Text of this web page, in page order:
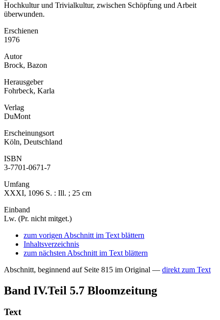
Hochkultur und Trivialkultur, zwischen Schöpfung und Arbeit
überwunden.
Erschienen
1976
Autor
Brock, Bazon
Herausgeber
Fohrbeck, Karla
Verlag
DuMont
Erscheinungsort
Köln, Deutschland
ISBN
3-7701-0671-7
Umfang
XXXI, 1096 S. : Ill. ; 25 cm
Einband
Lw. (Pr. nicht mitget.)
zum vorigen Abschnitt im Text blättern
Inhaltsverzeichnis
zum nächsten Abschnitt im Text blättern
Abschnitt, beginnend auf Seite 815 im Original — direkt zum Text
Band IV.Teil 5.7 Bloomzeitung
Text